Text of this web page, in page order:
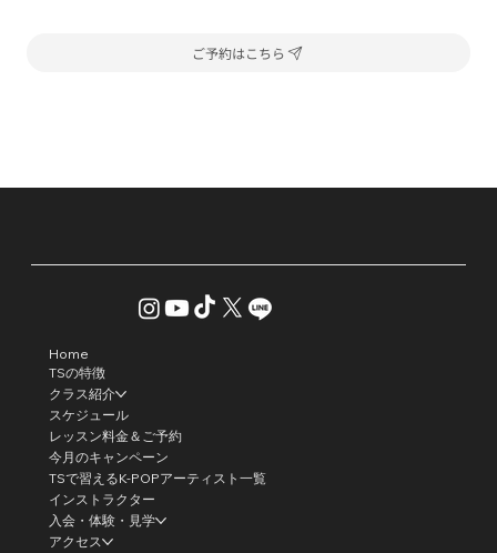
ご予約はこちら
Home
TSの特徴
クラス紹介
スケジュール
レッスン料金＆ご予約
今月のキャンペーン
TSで習えるK-POPアーティスト一覧
インストラクター
入会・体験・見学
アクセス